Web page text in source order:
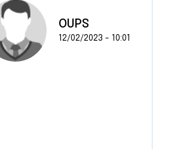
OUPS
12/02/2023 - 10:01